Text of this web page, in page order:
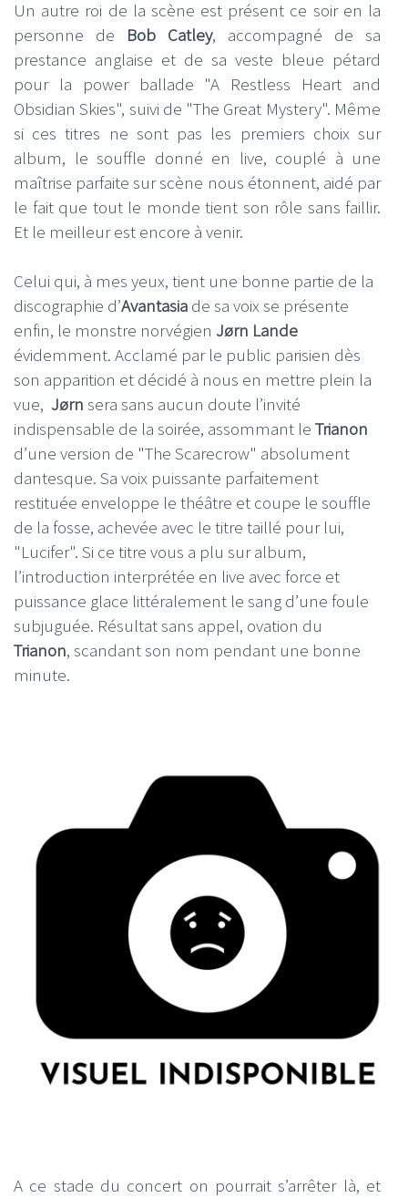
Un autre roi de la scène est présent ce soir en la
personne de Bob Catley, accompagné de sa
prestance anglaise et de sa veste bleue pétard
pour la power ballade "A Restless Heart and
Obsidian Skies", suivi de "The Great Mystery". Même
si ces titres ne sont pas les premiers choix sur
album, le souffle donné en live, couplé à une
maîtrise parfaite sur scène nous étonnent, aidé par
le fait que tout le monde tient son rôle sans faillir.
Et le meilleur est encore à venir.
Celui qui, à mes yeux, tient une bonne partie de la
discographie d’Avantasia de sa voix se présente
enfin, le monstre norvégien Jørn Lande
évidemment. Acclamé par le public parisien dès
son apparition et décidé à nous en mettre plein la
vue, Jørn sera sans aucun doute l’invité
indispensable de la soirée, assommant le Trianon
d’une version de "The Scarecrow" absolument
dantesque. Sa voix puissante parfaitement
restituée enveloppe le théâtre et coupe le souffle
de la fosse, achevée avec le titre taillé pour lui,
"Lucifer". Si ce titre vous a plu sur album,
l’introduction interprétée en live avec force et
puissance glace littéralement le sang d’une foule
subjuguée. Résultat sans appel, ovation du
Trianon, scandant son nom pendant une bonne
minute.
A ce stade du concert on pourrait s’arrêter là, et